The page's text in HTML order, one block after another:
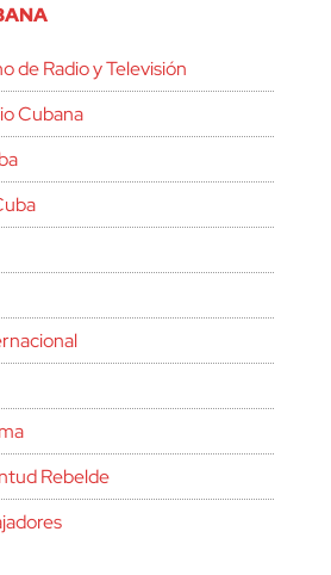
de Radio y Televisión
Cubana
Rebelde